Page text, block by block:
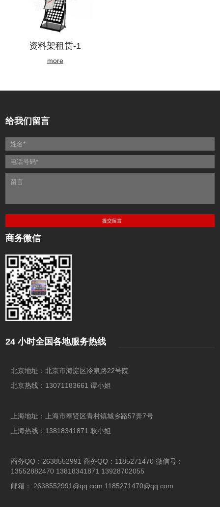
资料架租赁-1
more
给我们留言
商务微信
24 小时全国各地服务热线
北京地址：北京市海淀区冷泉路22号院
北京热线：13071183661 谭小姐
上海地址：上海市奉贤区青村镇城乡路57弄7号
上海热线：13818341871 耿小姐
商务QQ：2638552991 商务QQ：1185271470 微信号：
13552882470 13818341871 13928702055
邮箱： 2638552991@qq.com 1185271470@qq.com